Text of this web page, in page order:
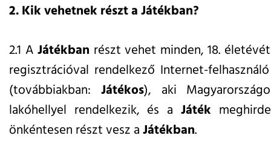
2. Kik vehetnek részt a Játékban?
2.1 AJátékban részt vehet minden, 18.
regisztrációval rendelkező Internet-
(továbbiakban: Játékos), aki
lakóhellyel rendelkezik, és a Játék
önkéntesen részt vesz aJátékban.